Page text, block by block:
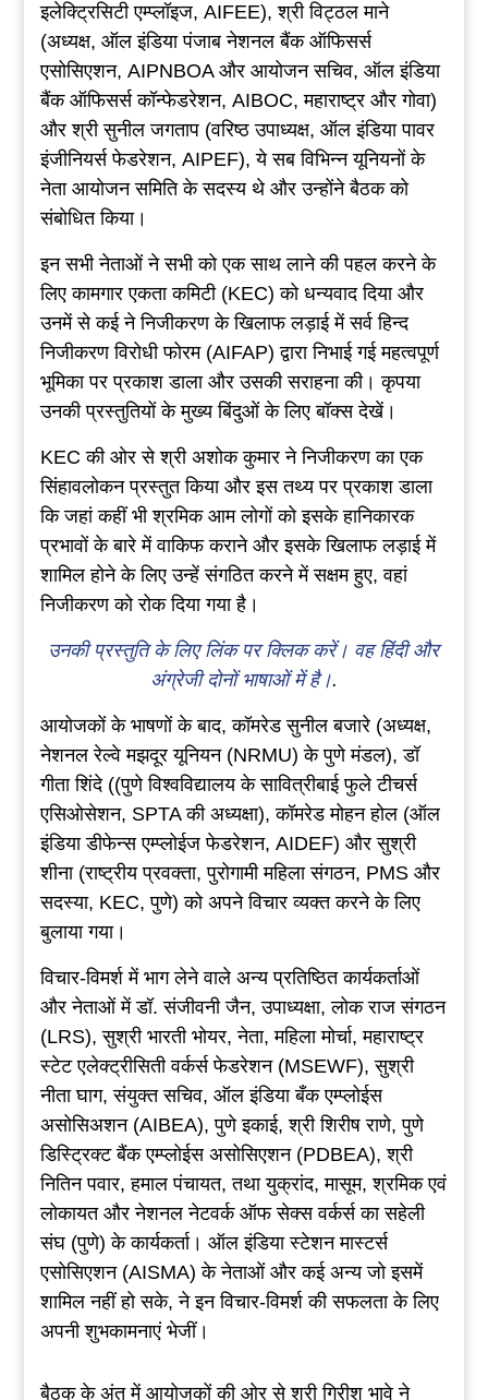
इलेक्ट्रिसिटी एम्प्लॉइज, AIFEE), श्री विट्ठल माने
(अध्यक्ष, ऑल इंडिया पंजाब नेशनल बैंक ऑफिसर्स
एसोसिएशन, AIPNBOA और आयोजन सचिव, ऑल इंडिया
बैंक ऑफिसर्स कॉन्फेडरेशन, AIBOC, महाराष्ट्र और गोवा)
और श्री सुनील जगताप (वरिष्ठ उपाध्यक्ष, ऑल इंडिया पावर
इंजीनियर्स फेडरेशन, AIPEF), ये सब विभिन्न यूनियनों के
नेता आयोजन समिति के सदस्य थे और उन्होंने बैठक को
संबोधित किया।
इन सभी नेताओं ने सभी को एक साथ लाने की पहल करने के
लिए कामगार एकता कमिटी (KEC) को धन्यवाद दिया और
उनमें से कई ने निजीकरण के खिलाफ लड़ाई में सर्व हिन्द
निजीकरण विरोधी फोरम (AIFAP) द्वारा निभाई गई महत्वपूर्ण
भूमिका पर प्रकाश डाला और उसकी सराहना की। कृपया
उनकी प्रस्तुतियों के मुख्य बिंदुओं के लिए बॉक्स देखें।
KEC की ओर से श्री अशोक कुमार ने निजीकरण का एक
सिंहावलोकन प्रस्तुत किया और इस तथ्य पर प्रकाश डाला
कि जहां कहीं भी श्रमिक आम लोगों को इसके हानिकारक
प्रभावों के बारे में वाकिफ कराने और इसके खिलाफ लड़ाई में
शामिल होने के लिए उन्हें संगठित करने में सक्षम हुए, वहां
निजीकरण को रोक दिया गया है।
उनकी प्रस्तुति के लिए लिंक पर क्लिक करें। वह हिंदी और
अंग्रेजी दोनों भाषाओं में है।.
आयोजकों के भाषणों के बाद, कॉमरेड सुनील बजारे (अध्यक्ष,
नेशनल रेल्वे मझदूर यूनियन (NRMU) के पुणे मंडल), डॉ
गीता शिंदे ((पुणे विश्वविद्यालय के सावित्रीबाई फुले टीचर्स
एसिओसेशन, SPTA की अध्यक्षा), कॉमरेड मोहन होल (ऑल
इंडिया डीफेन्स एम्प्लोईज फेडरेशन, AIDEF) और सुश्री
शीना (राष्ट्रीय प्रवक्ता, पुरोगामी महिला संगठन, PMS और
सदस्या, KEC, पुणे) को अपने विचार व्यक्त करने के लिए
बुलाया गया।
विचार-विमर्श में भाग लेने वाले अन्य प्रतिष्ठित कार्यकर्ताओं
और नेताओं में डॉ. संजीवनी जैन, उपाध्यक्षा, लोक राज संगठन
(LRS), सुश्री भारती भोयर, नेता, महिला मोर्चा, महाराष्ट्र
स्टेट एलेक्ट्रीसिती वर्कर्स फेडरेशन (MSEWF), सुश्री
नीता घाग, संयुक्त सचिव, ऑल इंडिया बँक एम्प्लोईस
असोसिअशन (AIBEA), पुणे इकाई, श्री शिरीष राणे, पुणे
डिस्ट्रिक्ट बैंक एम्प्लोईस असोसिएशन (PDBEA), श्री
नितिन पवार, हमाल पंचायत, तथा युक्रांद, मासूम, श्रमिक एवं
लोकायत और नेशनल नेटवर्क ऑफ सेक्स वर्कर्स का सहेली
संघ (पुणे) के कार्यकर्ता। ऑल इंडिया स्टेशन मास्टर्स
एसोसिएशन (AISMA) के नेताओं और कई अन्य जो इसमें
शामिल नहीं हो सके, ने इन विचार-विमर्श की सफलता के लिए
अपनी शुभकामनाएं भेजीं।
बैठक के अंत में आयोजकों की ओर से श्री गिरीश भावे ने